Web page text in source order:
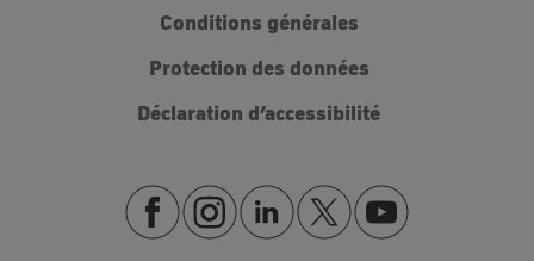
Conditions générales
Protection des données
Déclaration d’accessibilité